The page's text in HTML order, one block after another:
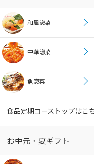
和風惣菜
中華惣菜
魚惣菜
食品定期コーストップはこ
お中元・夏ギフト